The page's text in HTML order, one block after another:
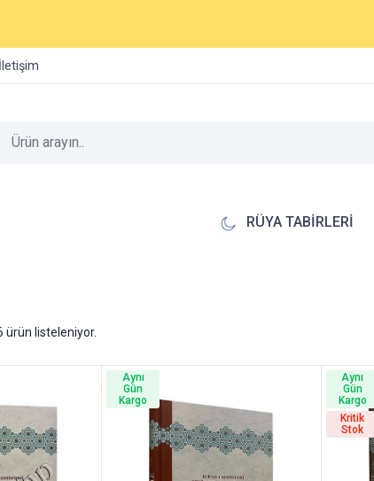
İletişim
RÜYA TABİRLERİ
ürün listeleniyor.
Aynı
Gün
Kargo
Aynı
Gün
Kargo
Kritik
Stok